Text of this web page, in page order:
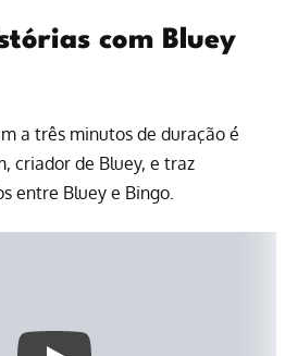
com Bluey
a três minutos de duração é
criador de Bluey, e traz
entre Bluey e Bingo.